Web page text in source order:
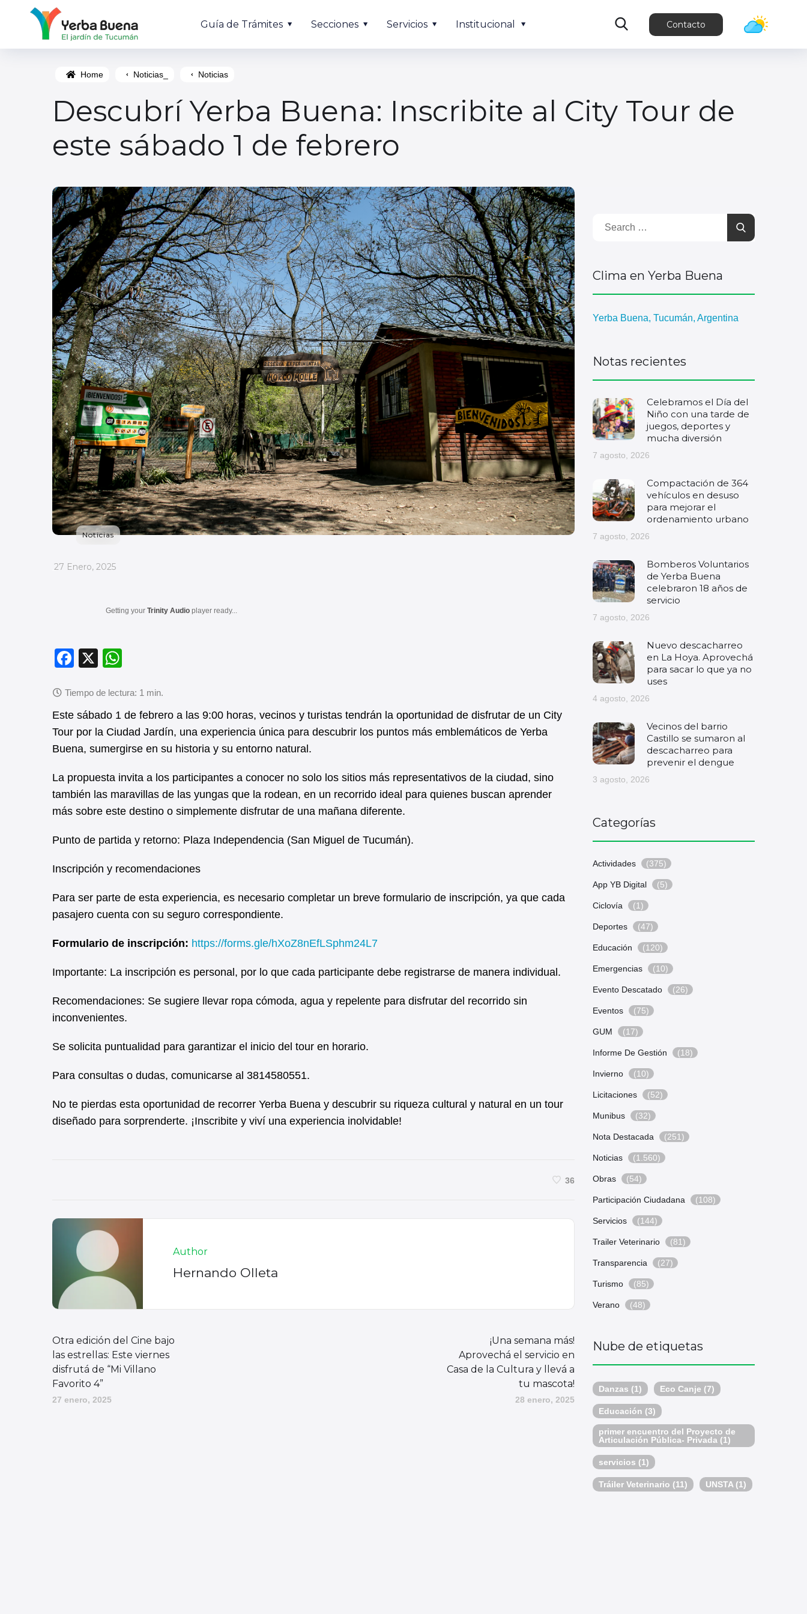
Guía de Trámites Secciones Servicios Institucional Contacto
Home Noticias_ Noticias
Descubrí Yerba Buena: Inscribite al City Tour de
este sábado 1 de febrero
Noticias
_
27 Enero, 2025
Getting your Trinity Audio player ready...
F
c
e
b
o
o
k
X
at
s
A
p
p
Este sábado 1 de febrero a las 9:00 horas, vecinos y turistas tendrán la oportunidad de disfrutar de un City
Tour por la Ciudad Jardín, una experiencia única para descubrir los puntos más emblemáticos de Yerba
Buena, sumergirse en su historia y su entorno natural.
La propuesta invita a los participantes a conocer no solo los sitios más representativos de la ciudad, sino
también las maravillas de las yungas que la rodean, en un recorrido ideal para quienes buscan aprender
más sobre este destino o simplemente disfrutar de una mañana diferente.
Punto de partida y retorno: Plaza Independencia (San Miguel de Tucumán).
Inscripción y recomendaciones
Para ser parte de esta experiencia, es necesario completar un breve formulario de inscripción, ya que cada
pasajero cuenta con su seguro correspondiente.
Formulario de inscripción: https://forms.gle/hXoZ8nEfLSphm24L7
Importante: La inscripción es personal, por lo que cada participante debe registrarse de manera individual.
Recomendaciones: Se sugiere llevar ropa cómoda, agua y repelente para disfrutar del recorrido sin
inconvenientes.
Se solicita puntualidad para garantizar el inicio del tour en horario.
Para consultas o dudas, comunicarse al 3814580551.
No te pierdas esta oportunidad de recorrer Yerba Buena y descubrir su riqueza cultural y natural en un tour
diseñado para sorprenderte. ¡Inscribite y viví una experiencia inolvidable!
36
Author
Hernando Olleta
Otra edición del Cine bajo
las estrellas: Este viernes
disfrutá de “Mi Villano
Favorito 4”
27 enero, 2025
¡Una semana más!
Aprovechá el servicio en
Casa de la Cultura y llevá a
tu mascota!
28 enero, 2025
Clima en Yerba Buena
Yerba Buena, Tucumán, Argentina
Notas recientes
Celebramos el Día del
Niño con una tarde de
juegos, deportes y
mucha diversión
7 agosto, 2026
Compactación de 364
vehículos en desuso
para mejorar el
ordenamiento urbano
7 agosto, 2026
Bomberos Voluntarios
de Yerba Buena
celebraron 18 años de
servicio
7 agosto, 2026
Nuevo descacharreo
en La Hoya. Aprovechá
para sacar lo que ya no
uses
4 agosto, 2026
Vecinos del barrio
Castillo se sumaron al
descacharreo para
prevenir el dengue
3 agosto, 2026
Categorías
Actividades (375)
App YB Digital (5)
Ciclovía (1)
Deportes (47)
Educación (120)
Emergencias (10)
Evento Descatado (26)
Eventos (75)
GUM (17)
Informe De Gestión (18)
Invierno (10)
Licitaciones (52)
Munibus (32)
Nota Destacada (251)
Noticias (1.560)
Obras (54)
Participación Ciudadana (108)
Servicios (144)
Trailer Veterinario (81)
Transparencia (27)
Turismo (85)
Verano (48)
Nube de etiquetas
Danzas (1) Eco Canje (7)
Educación (3)
primer encuentro del Proyecto de
Articulación Pública- Privada (1)
servicios (1)
Tráiler Veterinario (11) UNSTA (1)